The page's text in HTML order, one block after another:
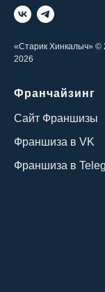
«Старик Хинкалыч»
2026
Франчайзинг
Сайт Франшизы
Франшиза в VK
Франшиза в